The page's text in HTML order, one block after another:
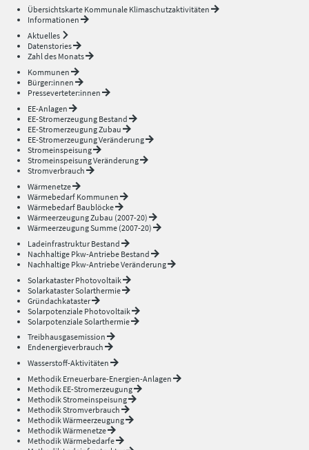
Übersichtskarte Kommunale Klimaschutzaktivitäten
Informationen
Aktuelles
Datenstories
Zahl des Monats
Kommunen
Bürger:innen
Presseverteter:innen
EE-Anlagen
EE-Stromerzeugung Bestand
EE-Stromerzeugung Zubau
EE-Stromerzeugung Veränderung
Stromeinspeisung
Stromeinspeisung Veränderung
Stromverbrauch
Wärmenetze
Wärmebedarf Kommunen
Wärmebedarf Baublöcke
Wärmeerzeugung Zubau (2007-20)
Wärmeerzeugung Summe (2007-20)
Ladeinfrastruktur Bestand
Nachhaltige Pkw-Antriebe Bestand
Nachhaltige Pkw-Antriebe Veränderung
Solarkataster Photovoltaik
Solarkataster Solarthermie
Gründachkataster
Solarpotenziale Photovoltaik
Solarpotenziale Solarthermie
Treibhausgasemission
Endenergieverbrauch
Wasserstoff-Aktivitäten
Methodik Erneuerbare-Energien-Anlagen
Methodik EE-Stromerzeugung
Methodik Stromeinspeisung
Methodik Stromverbrauch
Methodik Wärmeerzeugung
Methodik Wärmenetze
Methodik Wärmebedarfe